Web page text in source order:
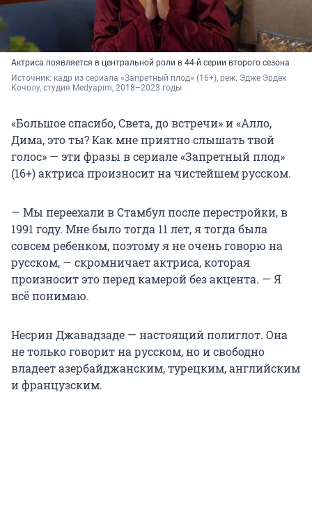
Актриса появляется в центральной роли в 44-й серии второго сезона
Источник: кадр из сериала «Запретный плод» (16+), реж. Эдже Эрдек
Кочолу, студия Medyapım, 2018–2023 годы
«Большое спасибо, Света, до встречи» и «Алло,
Дима, это ты? Как мне приятно слышать твой
голос» — эти фразы в сериале «Запретный плод»
(16+) актриса произносит на чистейшем русском.
— Мы переехали в Стамбул после перестройки, в
1991 году. Мне было тогда 11 лет, я тогда была
совсем ребенком, поэтому я не очень говорю на
русском, — скромничает актриса, которая
произносит это перед камерой без акцента. — Я
всё понимаю.
Несрин Джавадзаде — настоящий полиглот. Она
не только говорит на русском, но и свободно
владеет азербайджанским, турецким, английским
и французским.